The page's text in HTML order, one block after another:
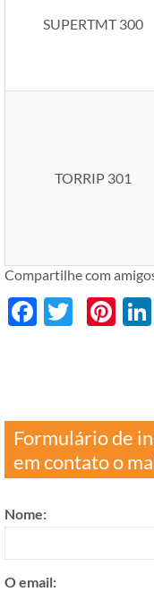
SUPERTMT 300
TORRIP 301
Compartilhe com
Formulário de
em contato o
Nome:
O email: